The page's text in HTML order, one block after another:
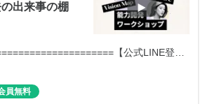
出来事の棚
【公式LINE登…
員無料